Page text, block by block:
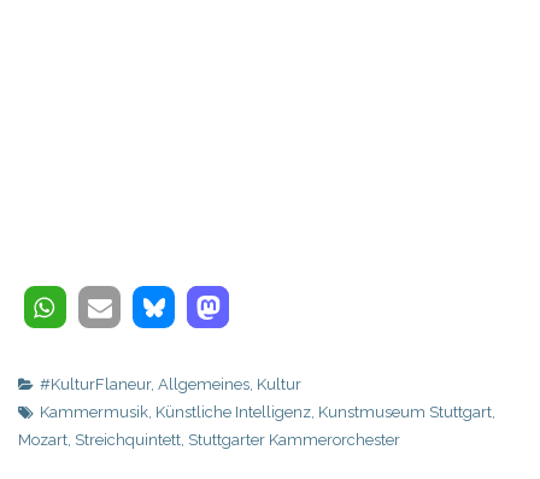
#KulturFlaneur, Allgemeines, Kultur
Kammermusik, Künstliche Intelligenz, Kunstmuseum Stuttgart,
Mozart, Streichquintett, Stuttgarter Kammerorchester